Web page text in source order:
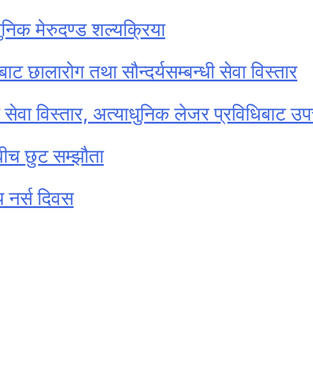
मेरुदण्ड शल्यक्रिया
छालारोग तथा सौन्दर्यसम्बन्धी सेवा विस्तार
विस्तार, अत्याधुनिक लेजर प्रविधिबाट
छुट सम्झौता
नर्स दिवस